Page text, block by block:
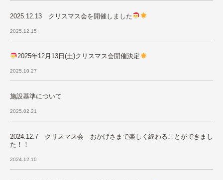
2025.12.13 クリスマス会を開催しました
2025.12.15
2025年12月13日(土)クリスマス会開催決定
2025.10.27
施設基準について
2025.02.21
2024.12.7 クリスマス会 おかげさまで楽しく終わることができまし
た！！
2024.12.10